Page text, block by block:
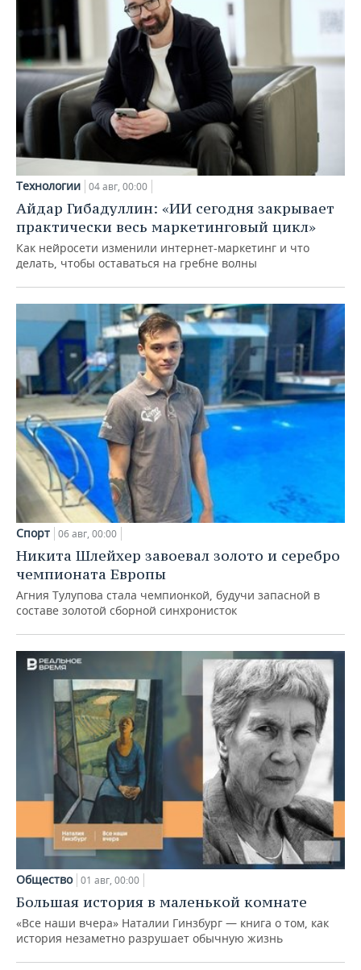
Технологии 04 авг, 00:00
Айдар Гибадуллин: «ИИ сегодня закрывает
практически весь маркетинговый цикл»
Как нейросети изменили интернет-маркетинг и что
делать, чтобы оставаться на гребне волны
Спорт 06 авг, 00:00
Никита Шлейхер завоевал золото и серебро
чемпионата Европы
Агния Тулупова стала чемпионкой, будучи запасной в
составе золотой сборной синхронисток
Общество 01 авг, 00:00
Большая история в маленькой комнате
«Все наши вчера» Наталии Гинзбург — книга о том, как
история незаметно разрушает обычную жизнь